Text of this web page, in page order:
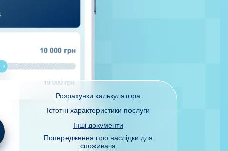
Розрахунки калькулятора
Істотні характеристики послуги
Інші документи
Попередження про наслідки для
споживача